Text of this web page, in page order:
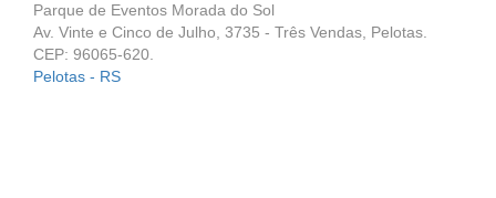
Parque de Eventos Morada do Sol
Av. Vinte e Cinco de Julho, 3735 - Três Vendas, Pelotas.
CEP: 96065-620.
Pelotas - RS